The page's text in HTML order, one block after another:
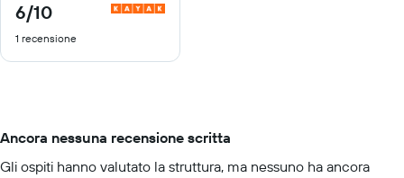
6/10
6
10
1 recensione
Ancora nessuna recensione scritta
Gli ospiti hanno valutato la struttura, ma nessuno ha ancora